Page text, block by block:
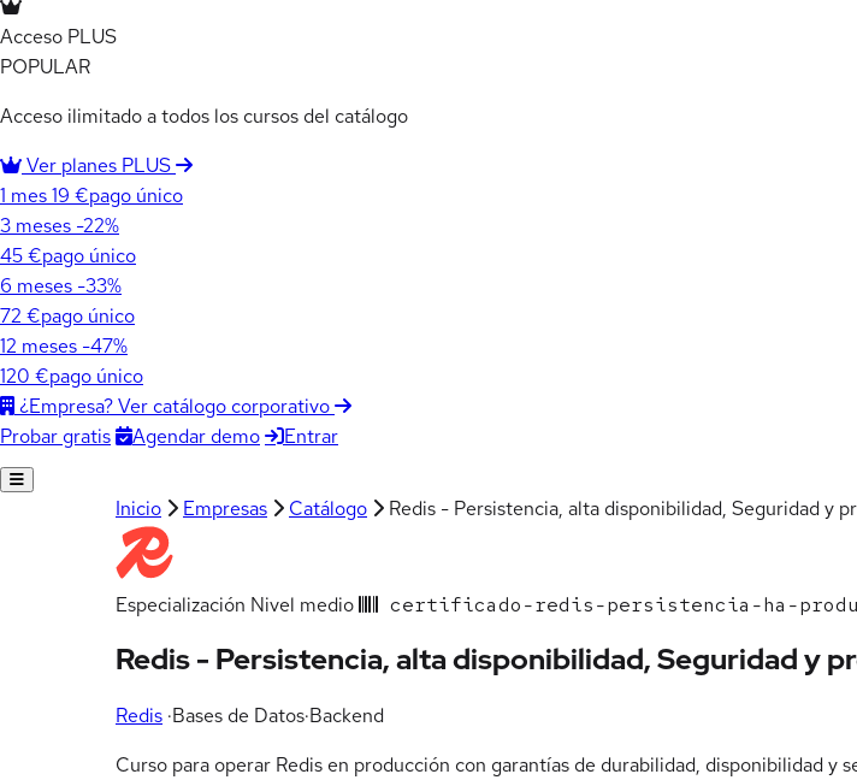
Acceso PLUS
POPULAR
Acceso ilimitado a todos los cursos del catálogo
Ver planes PLUS
1 mes19 €pago único
3 meses -22%
45 €pago único
6 meses -33%
72 €pago único
12 meses -47%
120 €pago único
¿Empresa? Ver catálogo corporativo
Probar gratis
Agendar demo Entrar
Inicio Empresas Catálogo Redis - Persistencia, alta disponibilidad, Seguridad y
Especialización Nivel medio certificado-redis-persistencia-ha-
Redis - Persistencia, alta disponibilidad, Seguridad y
Redis ·Bases de Datos·Backend
Curso para operar Redis en producción con garantías de durabilidad, disponibilidad y